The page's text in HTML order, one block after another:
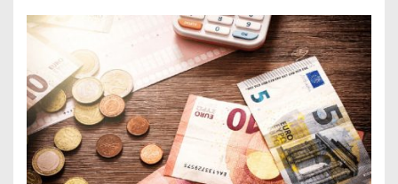
einen
10000
Euro
Kredit
finden